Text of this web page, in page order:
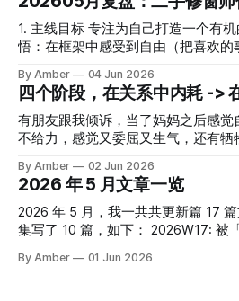
件，但是他说那个软件下载容易失败
接实现了这个功能，配合 Chrome
以直接抓取公众号的内容和数据，能
看，感觉分析了也没啥用🤣" 结果 Neo 告诉我： "其实分析不
会花我们太多时间，都是 AI 搞的，
候，不是 AI 做不到，而是自己觉得
让 AI 去做。 但这个想法是完全错误的。有任何念头，都可以
1. 主线目标 专注为自己打造一个有机的能力系统 5 月实践感
悟：在框架中感受到自由（把喜欢的
的系统视角启发了我，让我开始以一
工作和生活。 系统的优化进进退退，但让我体会到了协作共
赢。 公众号：写了 17 篇文章 《2026 年 5 月文章一览》 令人
开心的不是重新开始写作，而是有了
工作斗志满满，一方面是体验 AI 对
工作场景看成一个系统，体验主动出击的感觉
一些小进展，还额外体验到了一个新
做任务，只保留 deadline 之前的几
By Amber 04 Jun 2026
四个阶段，在关系中内耗 ->
有朋友跟我倾诉，当了妈妈之后感觉
不给力，感觉又委屈又生气，还有牺牲感。 这让我
去喝咖啡、看稻田画。但就这么出去
又担心，又愧疚，还在学习《非暴力
友的沟通。（回看笔记甚至觉得有点难以置
友分享了自己自己的心路历程和最近
放弃对别人的期待，不要期待父母应
By Amber 02 Jun 2026
2026 年 5 月文章一览
2026 年 5 月，我一共共更新篇 17
集写了 10 篇，如下： 2026W17: 被「示范」的感觉无异于
月复盘：硬着头皮相信自己和娃 EP32放弃追求事业家庭平
By Amber 01 Jun 2026